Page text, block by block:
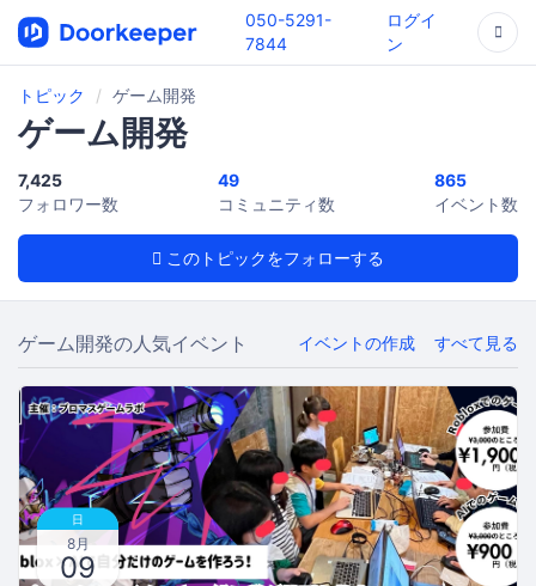
050-5291-
7844
ログイ
ン
トピック ゲーム開発
ゲーム開発
このトピックをフォローする
7,425
フォロワー数
49
コミュニティ数
865
イベント数
ゲーム開発の人気イベント イベントの作成 すべて見る
日
8月
09